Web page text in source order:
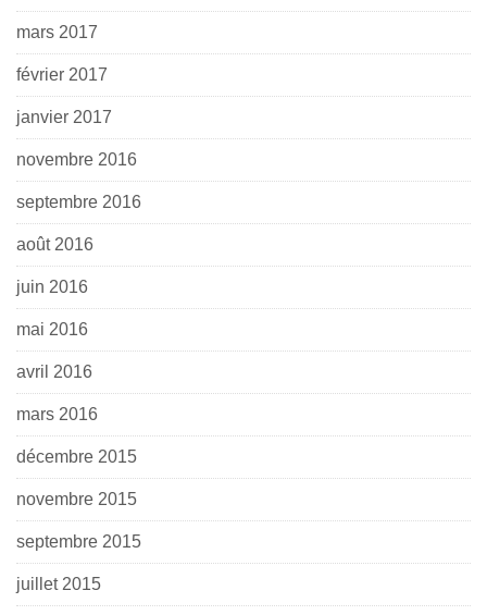
mars 2017
février 2017
janvier 2017
novembre 2016
septembre 2016
août 2016
juin 2016
mai 2016
avril 2016
mars 2016
décembre 2015
novembre 2015
septembre 2015
juillet 2015